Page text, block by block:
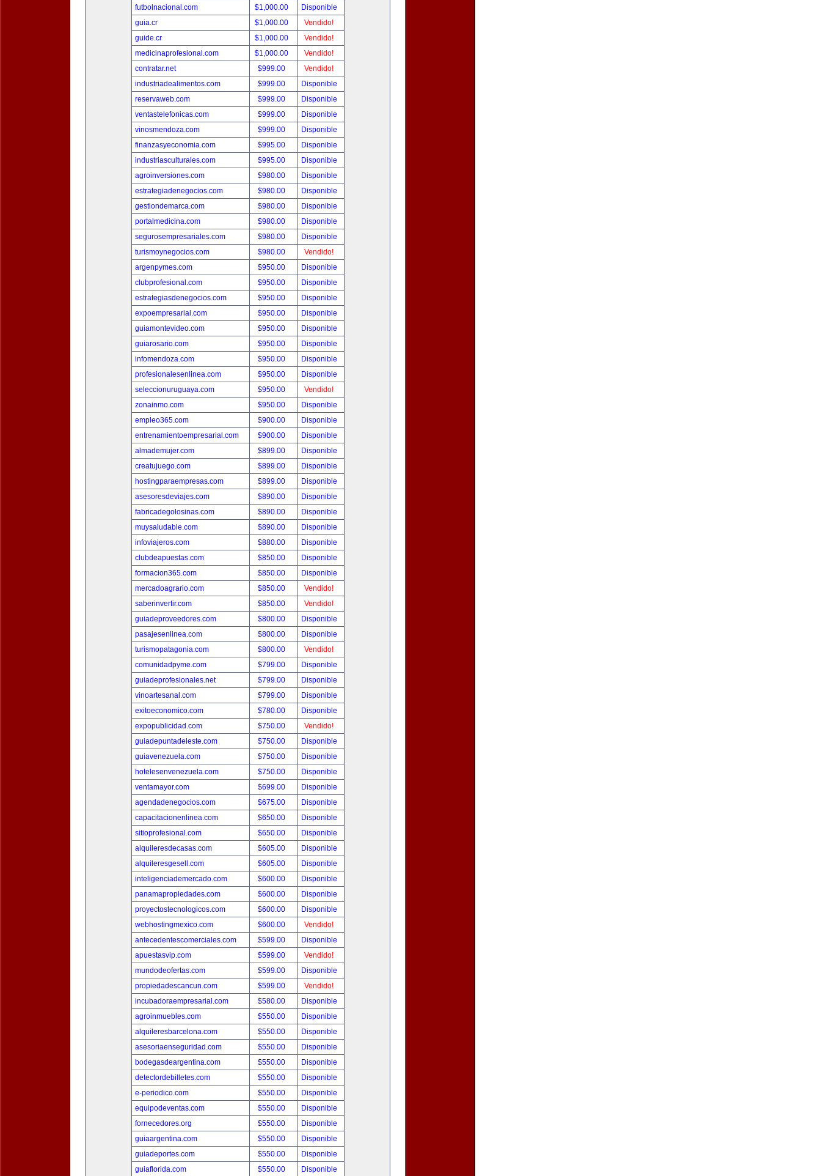
futbolnacional.com
$1,000.00
Disponible
guia.cr
$1,000.00
Vendido!
guide.cr
$1,000.00
Vendido!
medicinaprofesional.com
$1,000.00
Vendido!
contratar.net
$999.00
Vendido!
industriadealimentos.com
$999.00
Disponible
reservaweb.com
$999.00
Disponible
ventastelefonicas.com
$999.00
Disponible
vinosmendoza.com
$999.00
Disponible
finanzasyeconomia.com
$995.00
Disponible
industriasculturales.com
$995.00
Disponible
agroinversiones.com
$980.00
Disponible
estrategiadenegocios.com
$980.00
Disponible
gestiondemarca.com
$980.00
Disponible
portalmedicina.com
$980.00
Disponible
segurosempresariales.com
$980.00
Disponible
turismoynegocios.com
$980.00
Vendido!
argenpymes.com
$950.00
Disponible
clubprofesional.com
$950.00
Disponible
estrategiasdenegocios.com
$950.00
Disponible
expoempresarial.com
$950.00
Disponible
guiamontevideo.com
$950.00
Disponible
guiarosario.com
$950.00
Disponible
infomendoza.com
$950.00
Disponible
profesionalesenlinea.com
$950.00
Disponible
seleccionuruguaya.com
$950.00
Vendido!
zonainmo.com
$950.00
Disponible
empleo365.com
$900.00
Disponible
entrenamientoempresarial.com
$900.00
Disponible
almademujer.com
$899.00
Disponible
creatujuego.com
$899.00
Disponible
hostingparaempresas.com
$899.00
Disponible
asesoresdeviajes.com
$890.00
Disponible
fabricadegolosinas.com
$890.00
Disponible
muysaludable.com
$890.00
Disponible
infoviajeros.com
$880.00
Disponible
clubdeapuestas.com
$850.00
Disponible
formacion365.com
$850.00
Disponible
mercadoagrario.com
$850.00
Vendido!
saberinvertir.com
$850.00
Vendido!
guiadeproveedores.com
$800.00
Disponible
pasajesenlinea.com
$800.00
Disponible
turismopatagonia.com
$800.00
Vendido!
comunidadpyme.com
$799.00
Disponible
guiadeprofesionales.net
$799.00
Disponible
vinoartesanal.com
$799.00
Disponible
exitoeconomico.com
$780.00
Disponible
expopublicidad.com
$750.00
Vendido!
guiadepuntadeleste.com
$750.00
Disponible
guiavenezuela.com
$750.00
Disponible
hotelesenvenezuela.com
$750.00
Disponible
ventamayor.com
$699.00
Disponible
agendadenegocios.com
$675.00
Disponible
capacitacionenlinea.com
$650.00
Disponible
sitioprofesional.com
$650.00
Disponible
alquileresdecasas.com
$605.00
Disponible
alquileresgesell.com
$605.00
Disponible
inteligenciademercado.com
$600.00
Disponible
panamapropiedades.com
$600.00
Disponible
proyectostecnologicos.com
$600.00
Disponible
webhostingmexico.com
$600.00
Vendido!
antecedentescomerciales.com
$599.00
Disponible
apuestasvip.com
$599.00
Vendido!
mundodeofertas.com
$599.00
Disponible
propiedadescancun.com
$599.00
Vendido!
incubadoraempresarial.com
$580.00
Disponible
agroinmuebles.com
$550.00
Disponible
alquileresbarcelona.com
$550.00
Disponible
asesoriaenseguridad.com
$550.00
Disponible
bodegasdeargentina.com
$550.00
Disponible
detectordebilletes.com
$550.00
Disponible
e-periodico.com
$550.00
Disponible
equipodeventas.com
$550.00
Disponible
fornecedores.org
$550.00
Disponible
guiaargentina.com
$550.00
Disponible
guiadeportes.com
$550.00
Disponible
guiaflorida.com
$550.00 Disponible